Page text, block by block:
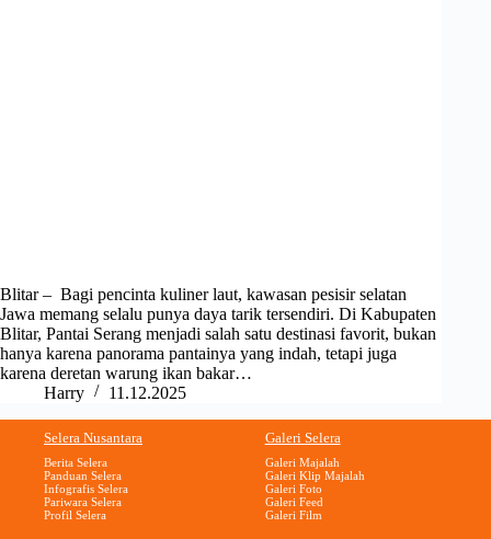
Blitar – Bagi pencinta kuliner laut, kawasan pesisir selatan
Jawa memang selalu punya daya tarik tersendiri. Di Kabupaten
Blitar, Pantai Serang menjadi salah satu destinasi favorit, bukan
hanya karena panorama pantainya yang indah, tetapi juga
karena deretan warung ikan bakar…
Harry
11.12.2025
Selera Nusantara
Berita Selera
Panduan Selera
Infografis Selera
Pariwara Selera
Profil Selera
Galeri Selera
Galeri Majalah
Galeri Klip Majalah
Galeri Foto
Galeri Feed
Galeri Film